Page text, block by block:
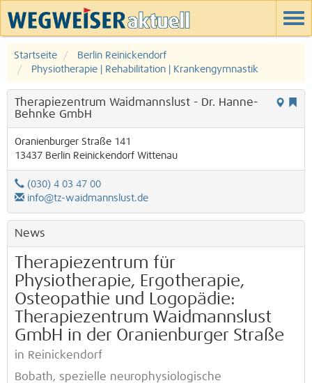
Startseite
Berlin Reinickendorf
Physiotherapie | Rehabilitation | Krankengymnastik
Therapiezentrum Waidmannslust - Dr. Hanne-
Behnke GmbH
Oranienburger Straße 141
13437 Berlin Reinickendorf Wittenau
(030) 4 03 47 00
info@tz-waidmannslust.de
News
Therapiezentrum für
Physiotherapie, Ergotherapie,
Osteopathie und Logo­pädie:
Therapiezentrum Waidmannslust
GmbH in der Oranienburger Straße
in Reinickendorf
Bobath, spezielle neurophysiologische